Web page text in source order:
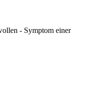
- Symptom einer